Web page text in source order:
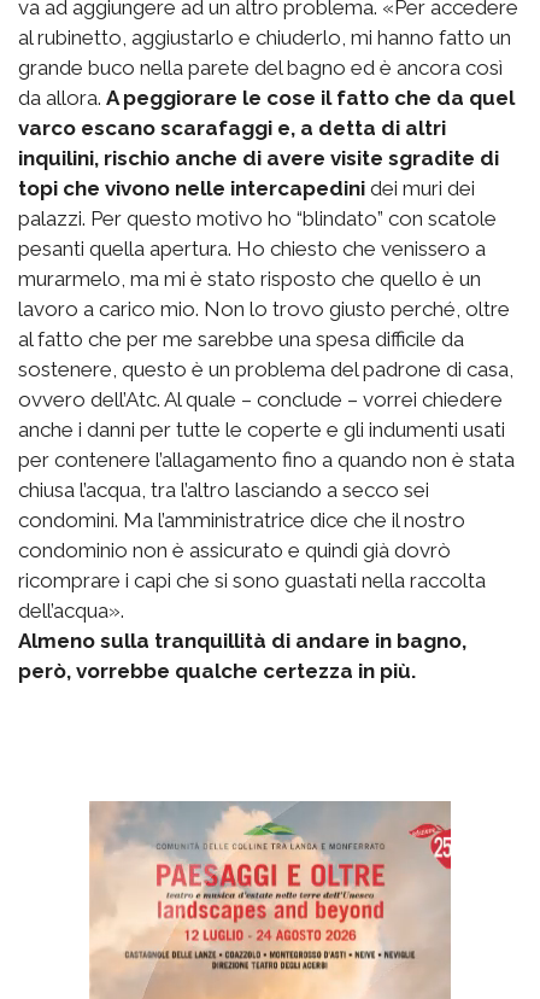
va ad aggiungere ad un altro problema. «Per accedere
al rubinetto, aggiustarlo e chiuderlo, mi hanno fatto un
grande buco nella parete del bagno ed è ancora così
da allora. A peggiorare le cose il fatto che da quel
varco escano scarafaggi e, a detta di altri
inquilini, rischio anche di avere visite sgradite di
topi che vivono nelle intercapedini dei muri dei
palazzi. Per questo motivo ho “blindato” con scatole
pesanti quella apertura. Ho chiesto che venissero a
murarmelo, ma mi è stato risposto che quello è un
lavoro a carico mio. Non lo trovo giusto perché, oltre
al fatto che per me sarebbe una spesa difficile da
sostenere, questo è un problema del padrone di casa,
ovvero dell’Atc. Al quale – conclude – vorrei chiedere
anche i danni per tutte le coperte e gli indumenti usati
per contenere l’allagamento fino a quando non è stata
chiusa l’acqua, tra l’altro lasciando a secco sei
condomini. Ma l’amministratrice dice che il nostro
condominio non è assicurato e quindi già dovrò
ricomprare i capi che si sono guastati nella raccolta
dell’acqua».
Almeno sulla tranquillità di andare in bagno,
però, vorrebbe qualche certezza in più.